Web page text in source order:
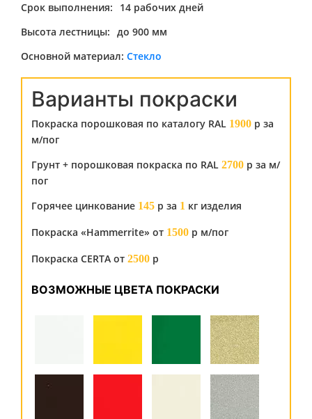
Срок выполнения:
14 рабочих дней
Высота лестницы: до 900 мм
Основной материал: Стекло
Варианты покраски
Покраска порошковая по каталогу RAL 1900 р за
м/пог
Грунт + порошковая покраска по RAL 2700 р за м/
пог
Горячее цинкование 145 р за 1 кг изделия
Покраска «Hammerrite» от 1500 р м/пог
Покраска CERTA от 2500 р
ВОЗМОЖНЫЕ ЦВЕТА ПОКРАСКИ